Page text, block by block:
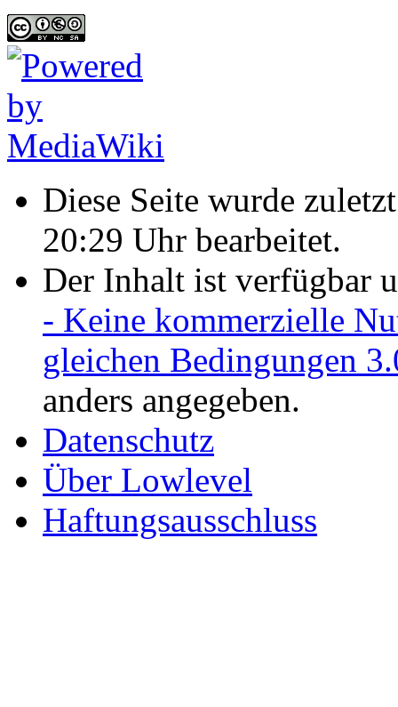
Diese Seite wurde
20:29 Uhr bearbeitet.
Der Inhalt ist verfügbar
- Keine kommerzielle
gleichen Bedingungen
anders angegeben.
Datenschutz
Über Lowlevel
Haftungsausschluss